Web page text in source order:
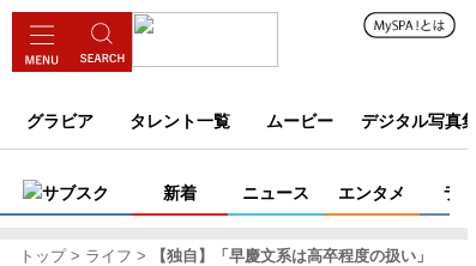
グラビア タレント一覧 ムービー デジタル写真集
サブスク 新着 ニュース エンタメ ライ
トップ ライフ
【独自】「早慶文系は高卒程度の扱い」